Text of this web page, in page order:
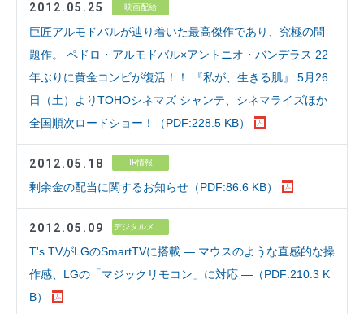
2012.05.25 映画配給
巨匠アルモドバルが辿り着いた最高傑作であり、究極の問
題作。 ペドロ・アルモドバル×アントニオ・バンデラス 22
年ぶりに黄金コンビが復活！！ 『私が、生きる肌』 5月26
日（土）よりTOHOシネマズ シャンテ、シネマライズほか
全国順次ロードショー！（PDF:228.5 KB）
2012.05.18 IR情報
剰余金の配当に関するお知らせ（PDF:86.6 KB）
2012.05.09
T's TVがLGのSmartTVに搭載 ― マウスのような直感的な操
作感、LGの「マジックリモコン」に対応 ―（PDF:210.3 K
B）